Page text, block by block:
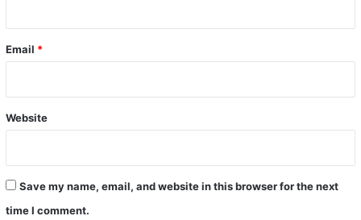
Email *
Website
Save my name, email, and website in this browser for the next
time I comment.